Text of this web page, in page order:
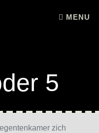
MENU
5
zich